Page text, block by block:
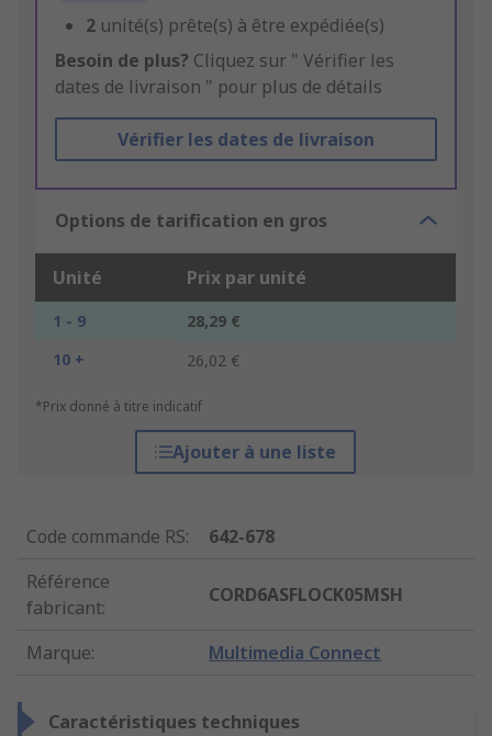
2 unité(s) prête(s) à être expédiée(s)
Besoin de plus? Cliquez sur " Vérifier les
dates de livraison " pour plus de détails
Vérifier les dates de livraison
Options de tarification en gros
Unité Prix par unité
1 - 9
28,29 €
10 +
26,02 €
*Prix donné à titre indicatif
Ajouter à une liste
Code commande RS:
642-678
Référence
fabricant:
CORD6ASFLOCK05MSH
Marque: Multimedia Connect
Caractéristiques techniques